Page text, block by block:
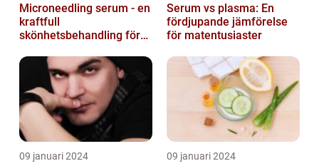
Microneedling serum - en
kraftfull
skönhetsbehandling för
Serum vs plasma: En
fördjupande jämförelse
för matentusiaster
09 januari 2024 09 januari 2024